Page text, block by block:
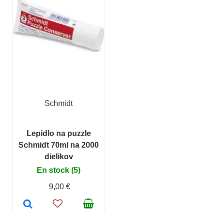
Schmidt
Lepidlo na puzzle
Schmidt 70ml na 2000
dielikov
En stock (5)
9,00 €